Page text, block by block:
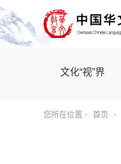
文化“视”界
您所在位置 - 首页 -